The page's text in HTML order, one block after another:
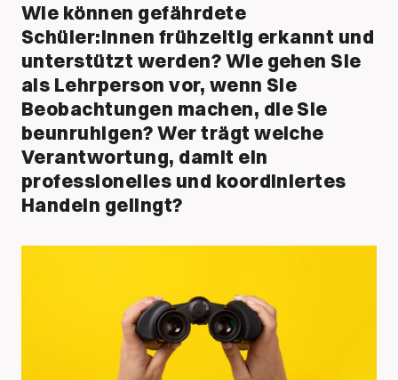
Wie können gefährdete
Schüler:innen frühzeitig erkannt und
unterstützt werden? Wie gehen Sie
als Lehrperson vor, wenn Sie
Beobachtungen machen, die Sie
beunruhigen? Wer trägt welche
Verantwortung, damit ein
professionelles und koordiniertes
Handeln gelingt?